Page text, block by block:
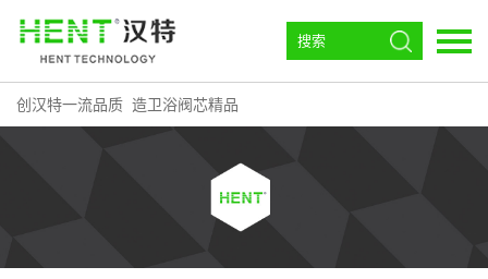
语言： EN
创汉特一流品质 造卫浴阀芯精品